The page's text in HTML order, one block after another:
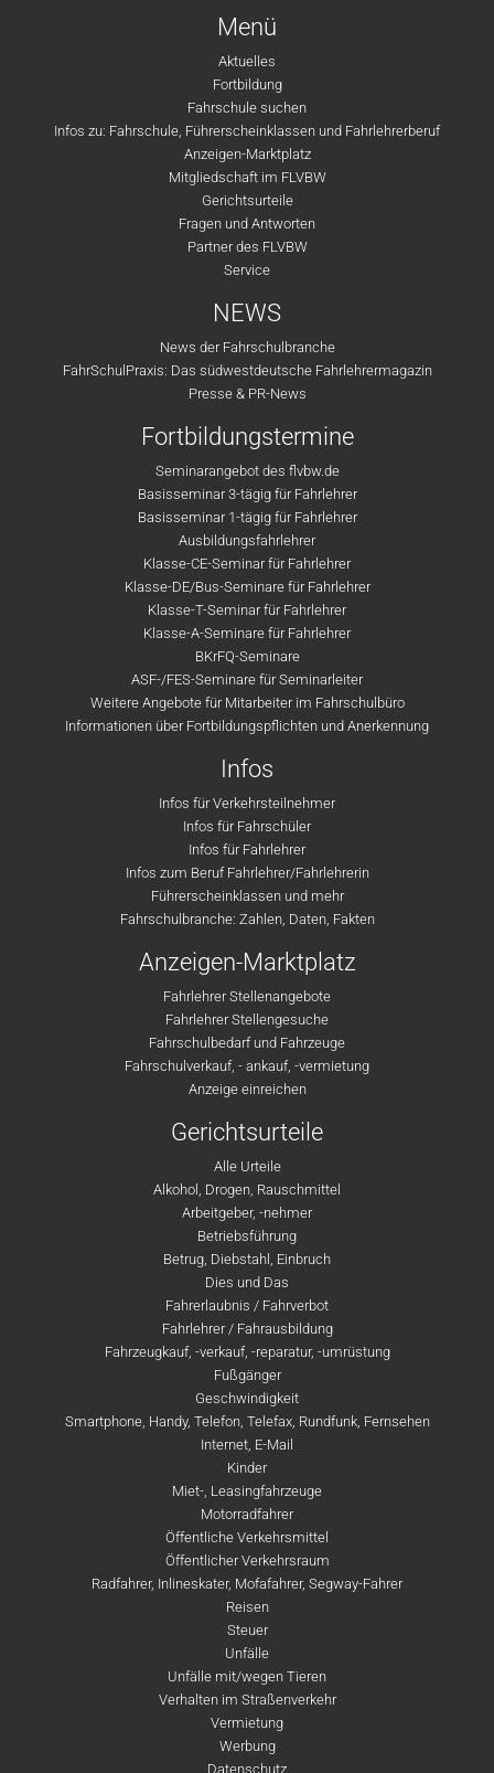
Menü
Aktuelles
Fortbildung
Fahrschule suchen
Infos zu: Fahrschule, Führerscheinklassen und Fahrlehrerberuf
Anzeigen-Marktplatz
Mitgliedschaft im FLVBW
Gerichtsurteile
Fragen und Antworten
Partner des FLVBW
Service
NEWS
News der Fahrschulbranche
FahrSchulPraxis: Das südwestdeutsche Fahrlehrermagazin
Presse & PR-News
Fortbildungstermine
Seminarangebot des flvbw.de
Basisseminar 3-tägig für Fahrlehrer
Basisseminar 1-tägig für Fahrlehrer
Ausbildungsfahrlehrer
Klasse-CE-Seminar für Fahrlehrer
Klasse-DE/Bus-Seminare für Fahrlehrer
Klasse-T-Seminar für Fahrlehrer
Klasse-A-Seminare für Fahrlehrer
BKrFQ-Seminare
ASF-/FES-Seminare für Seminarleiter
Weitere Angebote für Mitarbeiter im Fahrschulbüro
Informationen über Fortbildungspflichten und Anerkennung
Infos
Infos für Verkehrsteilnehmer
Infos für Fahrschüler
Infos für Fahrlehrer
Infos zum Beruf Fahrlehrer/Fahrlehrerin
Führerscheinklassen und mehr
Fahrschulbranche: Zahlen, Daten, Fakten
Anzeigen-Marktplatz
Fahrlehrer Stellenangebote
Fahrlehrer Stellengesuche
Fahrschulbedarf und Fahrzeuge
Fahrschulverkauf, - ankauf, -vermietung
Anzeige einreichen
Gerichtsurteile
Alle Urteile
Alkohol, Drogen, Rauschmittel
Arbeitgeber, -nehmer
Betriebsführung
Betrug, Diebstahl, Einbruch
Dies und Das
Fahrerlaubnis / Fahrverbot
Fahrlehrer / Fahrausbildung
Fahrzeugkauf, -verkauf, -reparatur, -umrüstung
Fußgänger
Geschwindigkeit
Smartphone, Handy, Telefon, Telefax, Rundfunk, Fernsehen
Internet, E-Mail
Kinder
Miet-, Leasingfahrzeuge
Motorradfahrer
Öffentliche Verkehrsmittel
Öffentlicher Verkehrsraum
Radfahrer, Inlineskater, Mofafahrer, Segway-Fahrer
Reisen
Steuer
Unfälle
Unfälle mit/wegen Tieren
Verhalten im Straßenverkehr
Vermietung
Werbung
Datenschutz